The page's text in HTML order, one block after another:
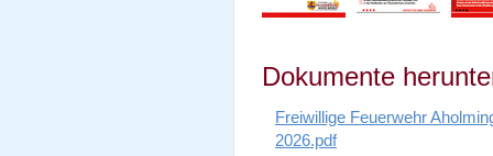
Dokumente
Freiwillige Feuerwehr
2026.pdf